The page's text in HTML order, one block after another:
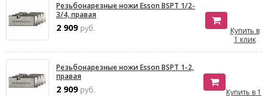
Резьбонарезные ножи Esson BSPT 1/2-
3/4, правая
2 909 руб.
Купить в
1 клик
Резьбонарезные ножи Esson BSPT 1-2,
правая
2 909 руб.
Купить в 1